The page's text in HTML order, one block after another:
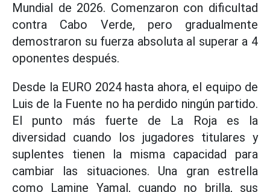
Mundial de 2026. Comenzaron con dificultad
contra Cabo Verde, pero gradualmente
demostraron su fuerza absoluta al superar a 4
oponentes después.
Desde la EURO 2024 hasta ahora, el equipo de
Luis de la Fuente no ha perdido ningún partido.
El punto más fuerte de La Roja es la
diversidad cuando los jugadores titulares y
suplentes tienen la misma capacidad para
cambiar las situaciones. Una gran estrella
como Lamine Yamal, cuando no brilla, sus